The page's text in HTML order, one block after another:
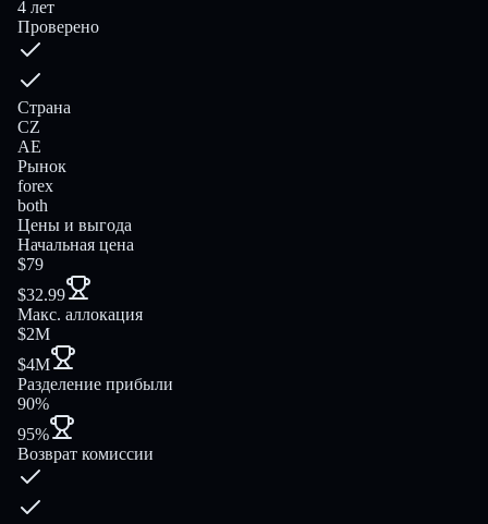
4 лет
Проверено
Страна
CZ
AE
Рынок
forex
both
Цены и выгода
Начальная цена
$79
$32.99
Макс. аллокация
$2M
$4M
Разделение прибыли
90%
95%
Возврат комиссии